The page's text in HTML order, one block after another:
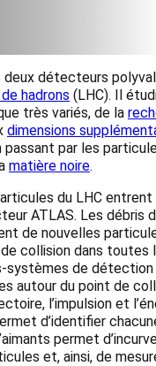
deux détecteurs
hadrons (LHC). Il
très variés, de la
dimensions
passant par les
matière noire.
du LHC entrent
ATLAS. Les débris
de nouvelles
collision dans toutes
systèmes de
autour du point de
l’impulsion et
d’identifier
permet
et, ainsi, de